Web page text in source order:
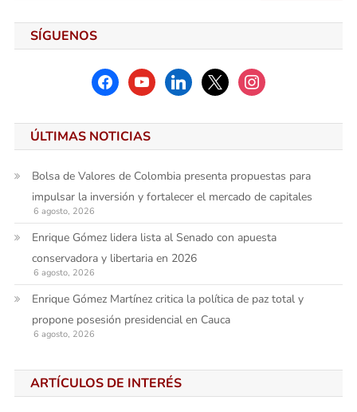
SÍGUENOS
facebookyoutubelinkedinx instagram
ÚLTIMAS NOTICIAS
Bolsa de Valores de Colombia presenta propuestas para
impulsar la inversión y fortalecer el mercado de capitales
6 agosto, 2026
Enrique Gómez lidera lista al Senado con apuesta
conservadora y libertaria en 2026
6 agosto, 2026
Enrique Gómez Martínez critica la política de paz total y
propone posesión presidencial en Cauca
6 agosto, 2026
ARTÍCULOS DE INTERÉS